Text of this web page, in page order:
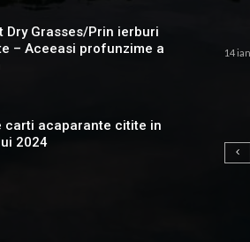
Dry Grasses/Prin ierburi
– Aceeasi profunzime a
carti acaparante citite in
2024
14